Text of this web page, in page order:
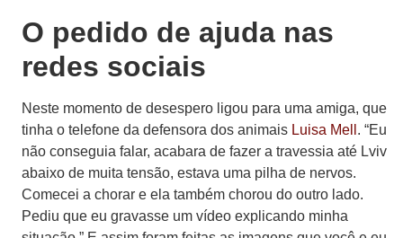
O pedido de ajuda nas
redes sociais
Neste momento de desespero ligou para uma amiga, que
tinha o telefone da defensora dos animais Luisa Mell . “Eu
não conseguia falar, acabara de fazer a travessia até Lviv
abaixo de muita tensão, estava uma pilha de nervos.
Comecei a chorar e ela também chorou do outro lado.
Pediu que eu gravasse um vídeo explicando minha